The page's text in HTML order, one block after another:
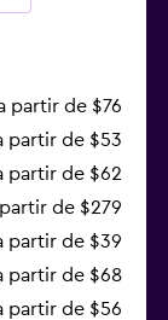
partir de $76
partir de $53
partir de $62
de $279
partir de $39
partir de $68
partir de $56